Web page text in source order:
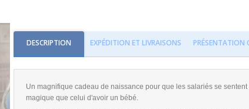
DESCRIPTION EXPÉDITION ET LIVRAISONS PRÉSENTATION
Un magnifique cadeau de naissance pour que les salariés se
magique que celui d'avoir un bébé.